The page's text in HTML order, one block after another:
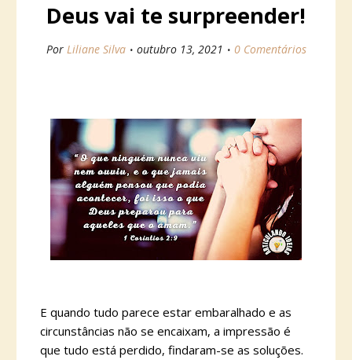
Deus vai te surpreender!
Por Liliane Silva outubro 13, 2021 0 Comentários
E quando tudo parece estar embaralhado e as
circunstâncias não se encaixam, a impressão é
que tudo está perdido, findaram-se as soluções.